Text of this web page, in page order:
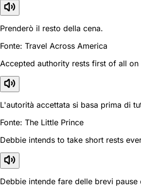
Prenderò il resto della cena.
Fonte: Travel Across America
Accepted authority rests first of all on
L'autorità accettata si basa prima di
Fonte: The Little Prince
Debbie intends to take short rests
Debbie intende fare delle brevi pause